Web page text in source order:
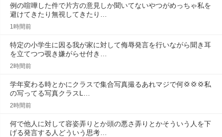
例の喧嘩した件で片方の意見しか聞いてないやつがめっちゃ私を
避けてきたり無視してきたり…
1時間前
特定の小学生に因る我が家に対して侮辱発言を行いながら聞き耳
を立てつつ覗き嫌がらせ付き…
2時間前
学年変わる時とかにクラスで集合写真撮るあれマジで何💢💢‪💢‪私
の写ってる写真クラスL…
2時間前
何で他人に対して容姿弄りとか頭の悪さ弄りとかそういう人を下
げる発言する人どういう思考…